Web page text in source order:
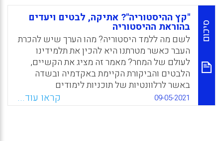
החינוך ההיסטורי – מהגיון אקולטורציה מגייס
ומונוליטי אל הדגשת הגיונות אינדיווידואציה
וסוציאליזציה מכווני קריירה והצלחה חברתית.
בנוסף לכך, כך נטען, לא קיים למעשה בסיס
מחקרי המעיד על ההשלכות שיהיו ליישום
אסטרטגיות הלמידה של החשיבה ההיסטורית
בתנאים ובמשאבים הנוכחיים בחינוך הממלכתי.
WhatsApp
Facebook
Email
X
סיכום
"קץ ההיסטוריה"? אתיקה, לבטים ויעדים
בהוראת ההיסטוריה
לשם מה ללמד היסטוריה? מהו הערך שיש להכרת
העבר כאשר מטרתנו היא להכין את תלמידינו
לעולם של המחר? מאמר זה מציג את הקשיים,
הלבטים והביקורת הקיימת באקדמיה ובשדה
באשר לרלוונטיות של תוכניות לימודים
בהיסטוריה במאה ה-21. כמו כן, המאמר מציג את
אופני ההתאמה בין תוכניות לימודי החובה
09-05-2021 קראו עוד...